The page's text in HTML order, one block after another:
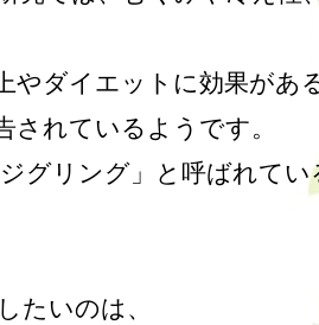
やダイエットに効果があ
されているようです。
グリング」と呼ばれて
たいのは、